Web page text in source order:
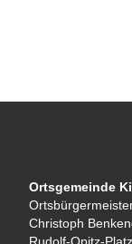
Ortsgemeinde
Christoph